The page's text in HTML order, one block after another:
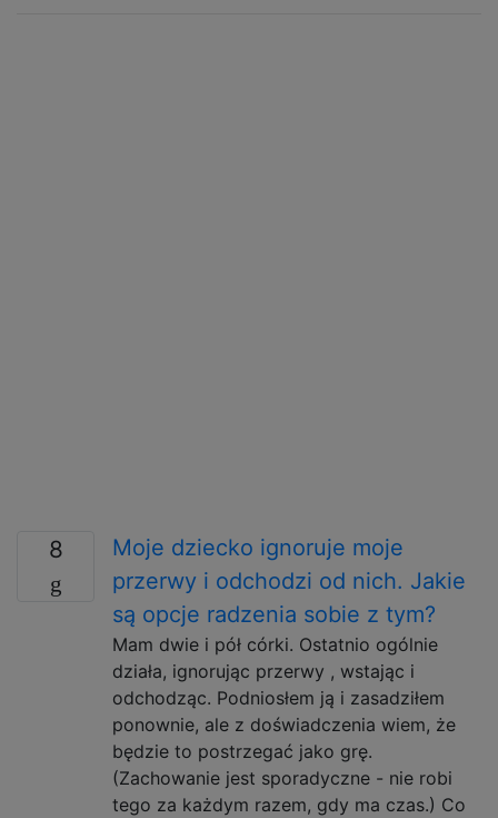
8
Moje dziecko ignoruje moje
przerwy i odchodzi od nich. Jakie
są opcje radzenia sobie z tym?
Mam dwie i pół córki. Ostatnio ogólnie
działa, ignorując przerwy , wstając i
odchodząc. Podniosłem ją i zasadziłem
ponownie, ale z doświadczenia wiem, że
będzie to postrzegać jako grę.
(Zachowanie jest sporadyczne - nie robi
tego za każdym razem, gdy ma czas.) Co